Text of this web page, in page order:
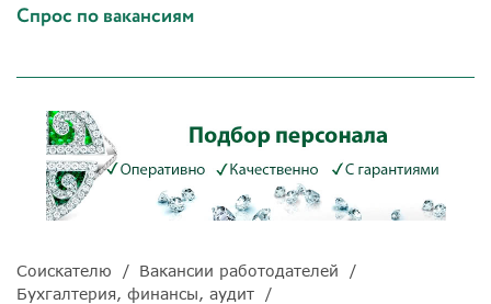
Спрос по вакансиям
Соискателю
Вакансии работодателей
Бухгалтерия, финансы, аудит